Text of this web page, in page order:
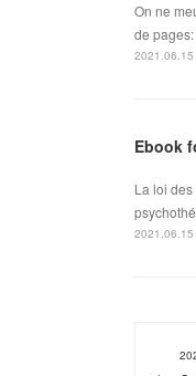
On ne
de pages:
2021.06.15
Ebook
La loi
2021.06.15